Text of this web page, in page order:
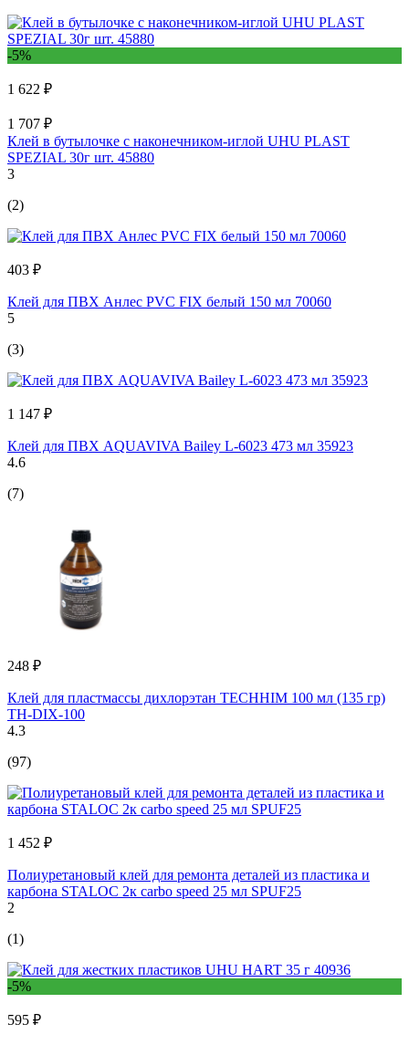
-5%
1 622 ₽
1 707 ₽
Клей в бутылочке с наконечником-иглой UHU PLAST
SPEZIAL 30г шт. 45880
3
(2)
403 ₽
Клей для ПВХ Анлес PVC FIX белый 150 мл 70060
5
(3)
1 147 ₽
Клей для ПВХ AQUAVIVA Bailey L-6023 473 мл 35923
4.6
(7)
248 ₽
Клей для пластмассы дихлорэтан TECHHIM 100 мл (135 гр)
TH-DIX-100
4.3
(97)
1 452 ₽
Полиуретановый клей для ремонта деталей из пластика и
карбона STALOC 2к carbo speed 25 мл SPUF25
2
(1)
-5%
595 ₽